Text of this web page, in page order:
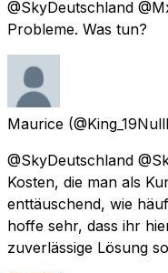
@SkyDeutschland
Probleme. Was tun?
Maurice
@SkyDeutschland
Kosten, die man als
enttäuschend, wie
hoffe sehr, dass ihr
zuverlässige Lösung